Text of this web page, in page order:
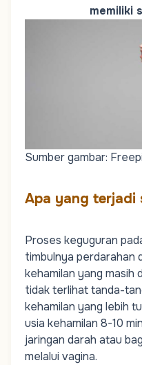
memiliki
Sumber gambar:
Apa yang terjadi
Proses keguguran
timbulnya perdarahan
kehamilan yang masih
tidak terlihat tanda-
kehamilan yang lebih
usia kehamilan 8-10
jaringan darah atau
melalui vagina.